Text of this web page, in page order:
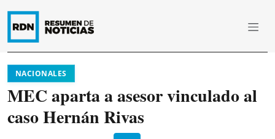
NACIONALES
MEC aparta a asesor vinculado al
caso Hernán Rivas